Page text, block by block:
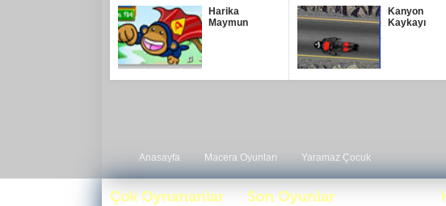
Harika
Maymun
Kanyon
Kaykayı
Anasayfa Macera Oyunları Yaramaz Çocuk